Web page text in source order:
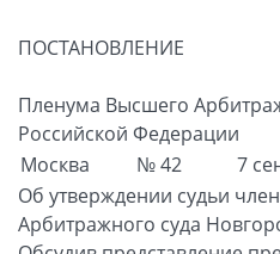
ПОСТАНОВЛЕНИЕ
Пленума Высшего
Российской Федерации
Москва
№ 42
7
Об утверждении судьи
Арбитражного суда